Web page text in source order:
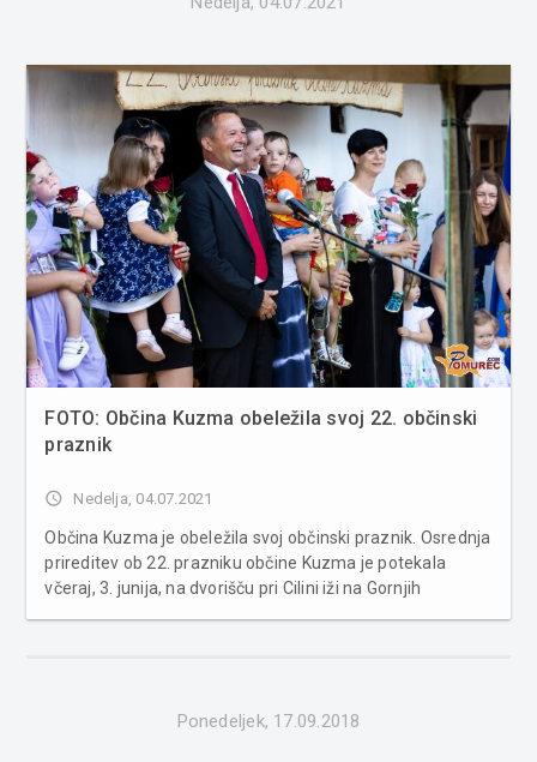
FOTO: Občina Kuzma obeležila svoj 22. občinski
praznik
access_time Nedelja, 04.07.2021
Občina Kuzma je obeležila svoj občinski praznik. Osrednja
prireditev ob 22. prazniku občine Kuzma je potekala
včeraj, 3. junija, na dvorišču pri Cilini iži na Gornjih
Ponedeljek, 17.09.2018